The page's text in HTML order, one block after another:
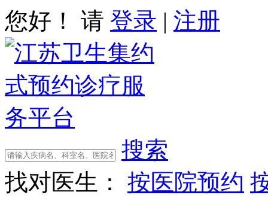
您好！ 请 登录 | 注册
搜索
找对医生：
按医院预约